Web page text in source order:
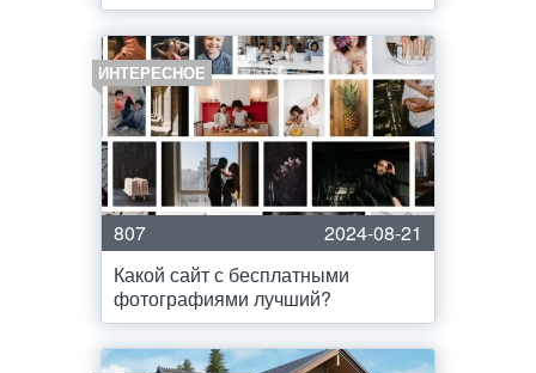
ИНТЕРЕСНОЕ
807
2024-08-21
Какой сайт с бесплатными
фотографиями лучший?